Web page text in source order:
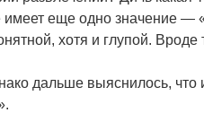
имеет еще одно значение —
хотя и глупой.
дальше выяснилось, что